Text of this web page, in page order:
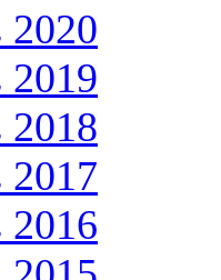
2020
2019
2018
2017
2016